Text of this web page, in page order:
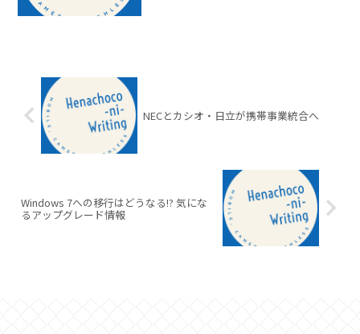
NECとカシオ・日立が携帯事業統合へ
Windows 7への移行はどうなる!? 気にな
るアップグレード情報